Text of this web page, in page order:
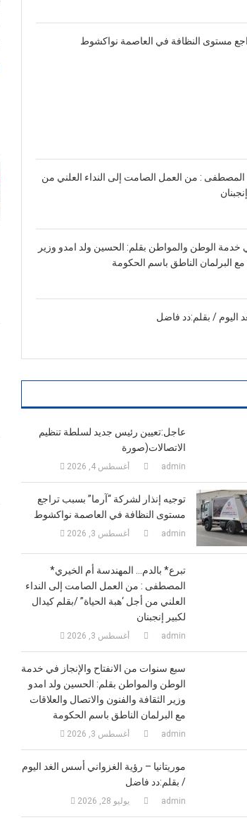
مستوى النظافة في العاصمة نواكشوط
المصطفى : من العمل الصامت إلى النداء العلني من
خدمة الوطن والمواطن بقلم: الحسين ولد امدو وزير
مع البرلمان الناطق باسم الحكومة
اليوم / بقلم:دد فاضل
عاجل:تعيين رئيس جديد لسلطة تنظيم
الاتصالات(صورة
أغسطس 4, 2026 admin
توجيه إنذار لشركة “آرما” بسبب تراجع
مستوى النظافة في العاصمة نواكشوط
أغسطس 3, 2026 admin
*تبرع* بالدم… المهندسة أم الخيري
المصطفى : من العمل الصامت إلى النداء
العلني من أجل ‘هبة الحياة” /بقلم كيدال
لكبير إنجبنان
أغسطس 3, 2026 admin
سبع سنوات من الانفتاح والإنجاز في خدمة
الوطن والمواطن بقلم: الحسين ولد امدو
وزير الثقافة والفنون والاتصال والعلاقات
مع البرلمان الناطق باسم الحكومة
أغسطس 3, 2026 admin
موريتانيا – رؤية الغزواني أسس الغد اليوم
/ بقلم:دد فاضل
يوليو 28, 2026 admin